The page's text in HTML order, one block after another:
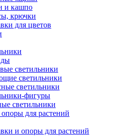
и кашпо
крючки
для цветов
светильники
светильники
светильники
фигуры
светильники
для растений
и опоры для растений